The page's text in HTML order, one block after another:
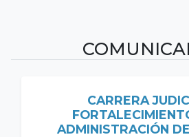
CARRERA
ADMINISTRACIÓN